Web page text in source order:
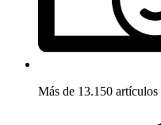
Más de 13.150 artículos